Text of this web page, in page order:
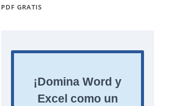
PDF GRATIS